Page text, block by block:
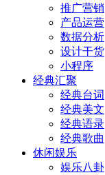
推广营销
产品运营
数据分析
设计干货
小程序
经典汇聚
经典台词
经典美文
经典语录
经典歌曲
休闲娱乐
娱乐八卦